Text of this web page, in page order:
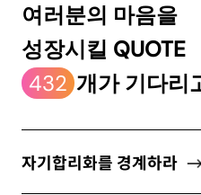
소중한 자신의 가
여러분의 마음을
성장시킬 QUOTE
432 개가 기다리
자기합리화를 경계하라